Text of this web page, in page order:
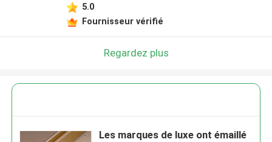
5.0
Fournisseur vérifié
Regardez plus
Les marques de luxe ont émaillé